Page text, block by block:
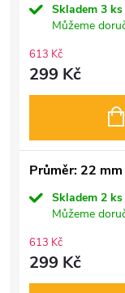
Skladem 3 ks
Můžeme
613 Kč
299 Kč
Průměr: 22 mm
Skladem 2 ks
Můžeme
613 Kč
299 Kč